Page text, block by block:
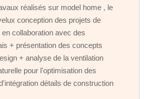
réalisés sur model home , le
conception des projets de
collaboration avec des
+ présentation des concepts
+ analyse de la ventilation
pour l'optimisation des
détails de construction